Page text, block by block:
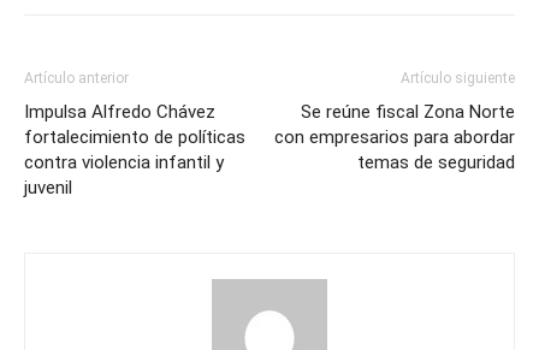
Artículo anterior
Impulsa Alfredo Chávez
fortalecimiento de políticas
contra violencia infantil y
juvenil
Artículo siguiente
Se reúne fiscal Zona Norte
con empresarios para abordar
temas de seguridad